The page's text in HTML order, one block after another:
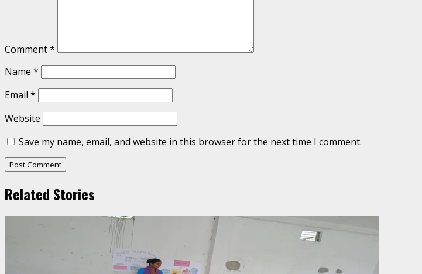
Comment*
Name *
Email *
Website
Save my name, email, and website in this browser for the next time I comment.
Related Stories